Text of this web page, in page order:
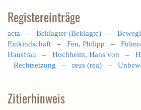
Registereinträge
acta – Beklagter (Beklagte) –
Einkindschaft – Fen, Philipp –
Hausfrau – Hochheim, Hans von –
Rechtsetzung – reus (rea) –
Zitierhinweis